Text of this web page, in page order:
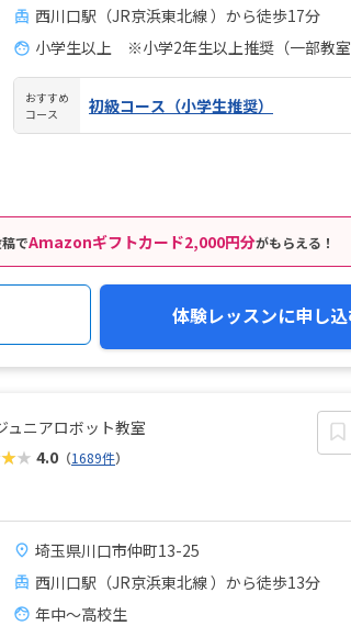
西川口駅（JR京浜東北線 ）から徒歩17分
小学生以上 ※小学2年生以上推奨（一部教室
おすすめ
コース
初級コース（小学生推奨）
でAmazonギフトカード2,000円分がもらえる！
体験レッスンに申し
ュニアロボット教室
4.0 （1689件）
埼玉県川口市仲町13-25
西川口駅（JR京浜東北線 ）から徒歩13分
年中～高校生